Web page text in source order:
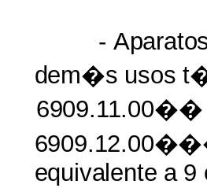
-
dem�s usos
6909.11.00��
equivalente a 9